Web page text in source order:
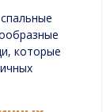
которые